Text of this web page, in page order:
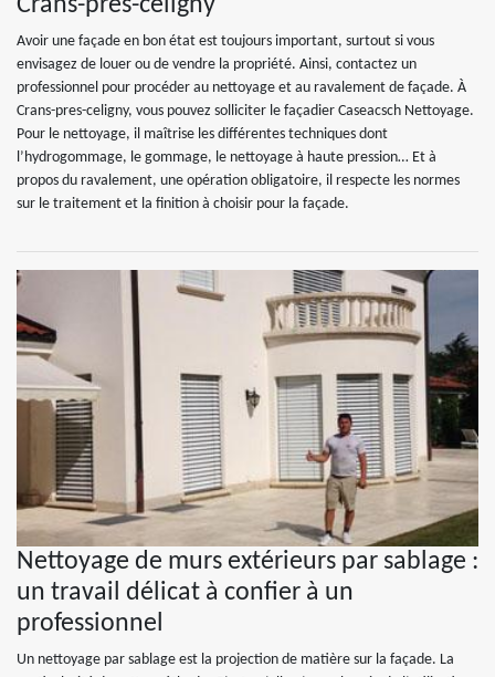
Crans-pres-celigny
Avoir une façade en bon état est toujours important, surtout si vous
envisagez de louer ou de vendre la propriété. Ainsi, contactez un
professionnel pour procéder au nettoyage et au ravalement de façade. À
Crans-pres-celigny, vous pouvez solliciter le façadier Caseacsch Nettoyage.
Pour le nettoyage, il maîtrise les différentes techniques dont
l’hydrogommage, le gommage, le nettoyage à haute pression… Et à
propos du ravalement, une opération obligatoire, il respecte les normes
sur le traitement et la finition à choisir pour la façade.
Nettoyage de murs extérieurs par sablage :
un travail délicat à confier à un
professionnel
Un nettoyage par sablage est la projection de matière sur la façade. La